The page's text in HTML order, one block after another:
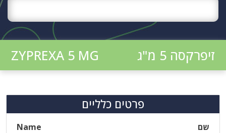
זיפרקסה 5 מ"ג ZYPREXA 5 MG
פרטים כלליים
שם
Name